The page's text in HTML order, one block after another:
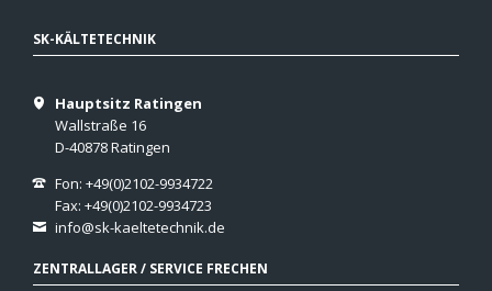
SK-KÄLTETECHNIK
Hauptsitz Ratingen
Wallstraße 16
D-40878 Ratingen
Fon: +49(0)2102-9934722
Fax: +49(0)2102-9934723
info@sk-kaeltetechnik.de
ZENTRALLAGER / SERVICE FRECHEN